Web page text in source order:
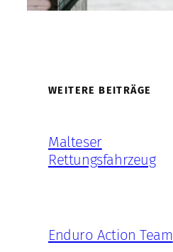
WEITERE BEITRÄGE
Malteser
Rettungsfahrzeug
Enduro Action Team